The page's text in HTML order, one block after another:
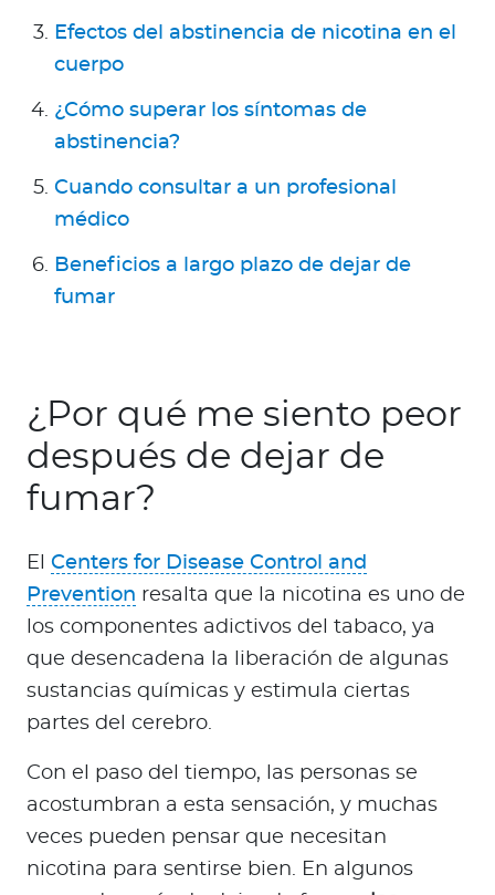
Efectos del abstinencia de nicotina en el
cuerpo
¿Cómo superar los síntomas de
abstinencia?
Cuando consultar a un profesional
médico
Beneficios a largo plazo de dejar de
fumar
¿Por qué me siento peor
después de dejar de
fumar?
El Centers for Disease Control and
Prevention resalta que la nicotina es uno de
los componentes adictivos del tabaco, ya
que desencadena la liberación de algunas
sustancias químicas y estimula ciertas
partes del cerebro.
Con el paso del tiempo, las personas se
acostumbran a esta sensación, y muchas
veces pueden pensar que necesitan
nicotina para sentirse bien. En algunos